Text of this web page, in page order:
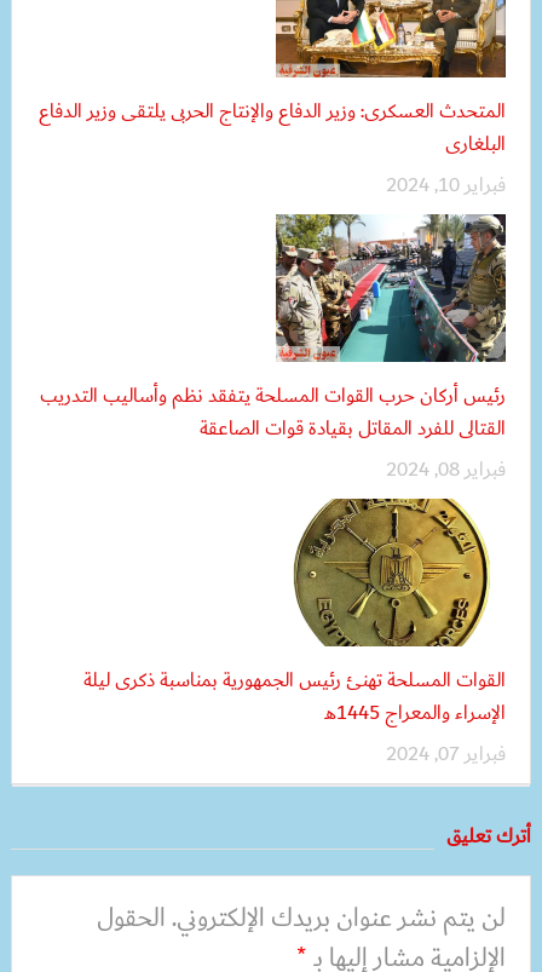
المتحدث العسكرى: وزير الدفاع والإنتاج الحربى يلتقى وزير الدفاع
البلغارى
فبراير 10, 2024
رئيس أركان حرب القوات المسلحة يتفقد نظم وأساليب التدريب
القتالى للفرد المقاتل بقيادة قوات الصاعقة
فبراير 08, 2024
القوات المسلحة تهنئ رئيس الجمهورية بمناسبة ذكرى ليلة
الإسراء والمعراج 1445هـ
فبراير 07, 2024
أترك تعليق
لن يتم نشر عنوان بريدك الإلكتروني.الحقول
الإلزامية مشار إليها بـ*